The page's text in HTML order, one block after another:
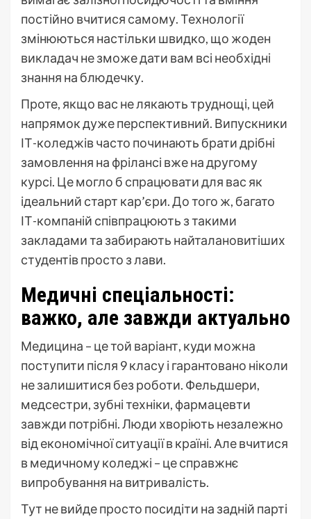
постійно вчитися самому. Технології
змінюються настільки швидко, що жоден
викладач не зможе дати вам всі необхідні
знання на блюдечку.
Проте, якщо вас не лякають труднощі, цей
напрямок дуже перспективний. Випускники
ІТ-коледжів часто починають брати дрібні
замовлення на фрілансі вже на другому
курсі. Це могло б спрацювати для вас як
ідеальний старт кар’єри. До того ж, багато
ІТ-компаній співпрацюють з такими
закладами та забирають найталановитіших
студентів просто з лави.
Медичні спеціальності:
важко, але завжди актуально
Медицина – це той варіант, куди можна
поступити після 9 класу і гарантовано ніколи
не залишитися без роботи. Фельдшери,
медсестри, зубні техніки, фармацевти
завжди потрібні. Люди хворіють незалежно
від економічної ситуації в країні. Але вчитися
в медичному коледжі – це справжнє
випробування на витривалість.
Тут не вийде просто посидіти на задній парті